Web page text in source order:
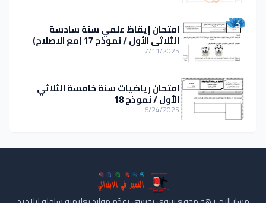
امتحان إيقاظ علمي سنة سادسة
الثلاثي الأول / نموذج 17 (مع الاصلاح)
7/11/2025
امتحان رياضيات سنة خامسة الثلاثي
الأول / نموذج 18
6/24/2025